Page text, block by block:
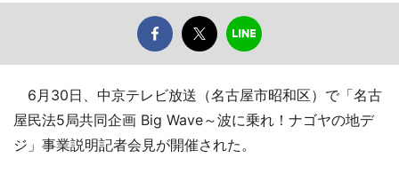
6月30日、中京テレビ放送（名古屋市昭和区）で「名古
屋民法5局共同企画 Big Wave～波に乗れ！ナゴヤの地デ
ジ」事業説明記者会見が開催された。